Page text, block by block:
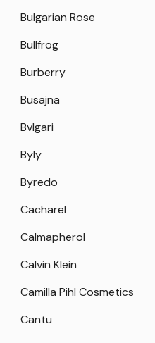
Bulgarian Rose
Bullfrog
Burberry
Busajna
Bvlgari
Byly
Byredo
Cacharel
Calmapherol
Calvin Klein
Camilla Pihl Cosmetics
Cantu